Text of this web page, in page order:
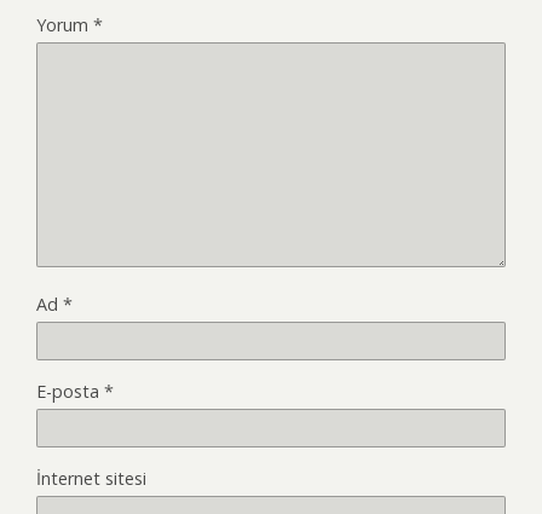
Yorum *
Ad *
E-posta *
İnternet sitesi